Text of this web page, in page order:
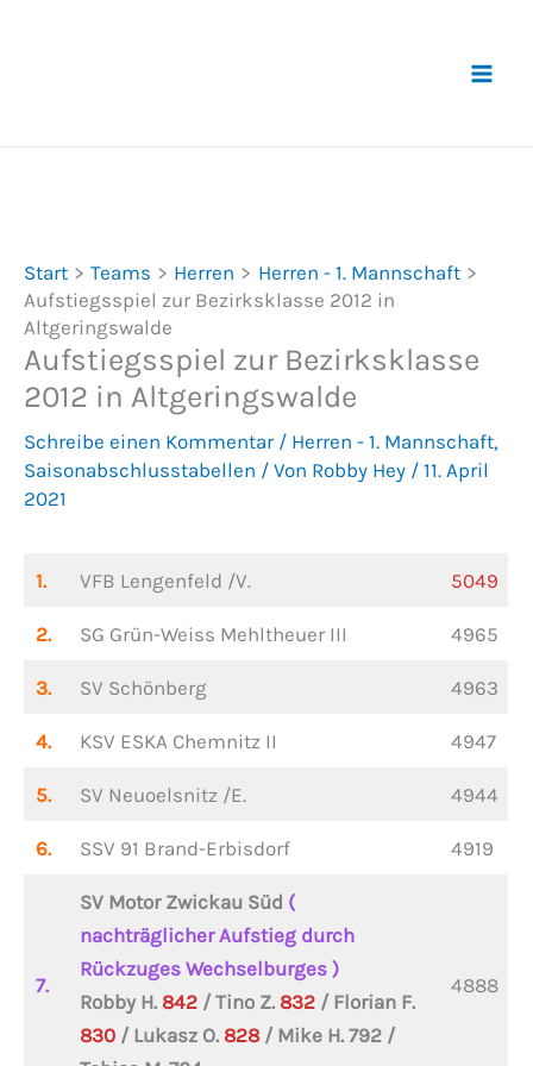
Start Teams Herren
Herren - 1. Mannschaft
Aufstiegsspiel zur Bezirksklasse 2012 in
Altgeringswalde
Aufstiegsspiel zur Bezirksklasse
2012 in Altgeringswalde
Schreibe einen Kommentar / Herren - 1. Mannschaft,
Saisonabschlusstabellen / Von Robby Hey / 11. April
2021
1. VFB Lengenfeld /V. 5049
2. SG Grün-Weiss Mehltheuer III 4965
3. SV Schönberg 4963
4. KSV ESKA Chemnitz II 4947
5. SV Neuoelsnitz /E. 4944
6. SSV 91 Brand-Erbisdorf 4919
7.
SV Motor Zwickau Süd (
nachträglicher Aufstieg durch
Rückzuges Wechselburges )
Robby H. 842 / Tino Z. 832 / Florian F.
830 / Lukasz O. 828 / Mike H. 792 /
4888